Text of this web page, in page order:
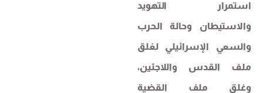
استمرار التهويد
والاستيطان وحالة الحرب
والسعي الإسرائيلي لغلق
ملف القدس واللاجئين،
وغلق ملف القضية